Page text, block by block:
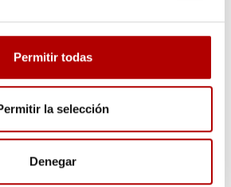
Permitir todas
la selección
Denegar
o más